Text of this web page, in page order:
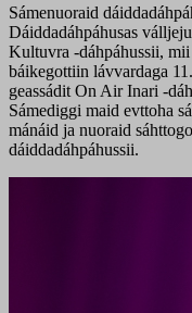
Sámenuoraid
Dáiddadáhpáhusas
Kultuvra -dáhpáhussii, mii
báikegottiin lávvardaga
geassádit On Air Inari -
Sámediggi maid evttoha
mánáid ja nuoraid
dáiddadáhpáhussii.